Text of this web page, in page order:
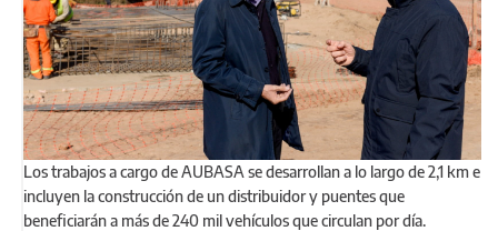
Los trabajos a cargo de AUBASA se desarrollan a lo largo de 2,1 km e
incluyen la construcción de un distribuidor y puentes que
beneficiarán a más de 240 mil vehículos que circulan por día.